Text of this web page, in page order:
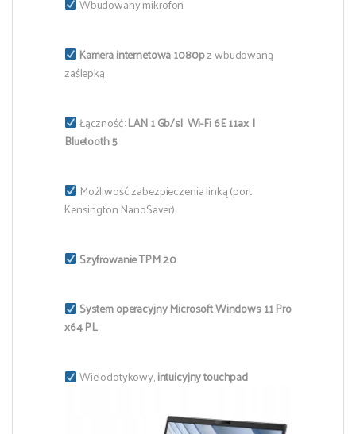
Wbudowany mikrofon
Kamera internetowa 1080pz wbudowaną
zaślepką
Łączność:LAN 1 Gb/s| Wi-Fi 6E 11ax |
Bluetooth 5
Możliwość zabezpieczenia linką (port
Kensington NanoSaver)
Szyfrowanie TPM 2.0
System operacyjny Microsoft Windows 11 Pro
x64 PL
Wielodotykowy,intuicyjny touchpad